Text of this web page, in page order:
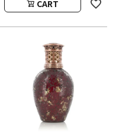
CART